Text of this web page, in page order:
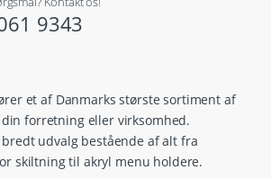
9343
et af Danmarks største sortiment af
forretning eller virksomhed.
udvalg bestående af alt fra
skiltning til akryl menu holdere.